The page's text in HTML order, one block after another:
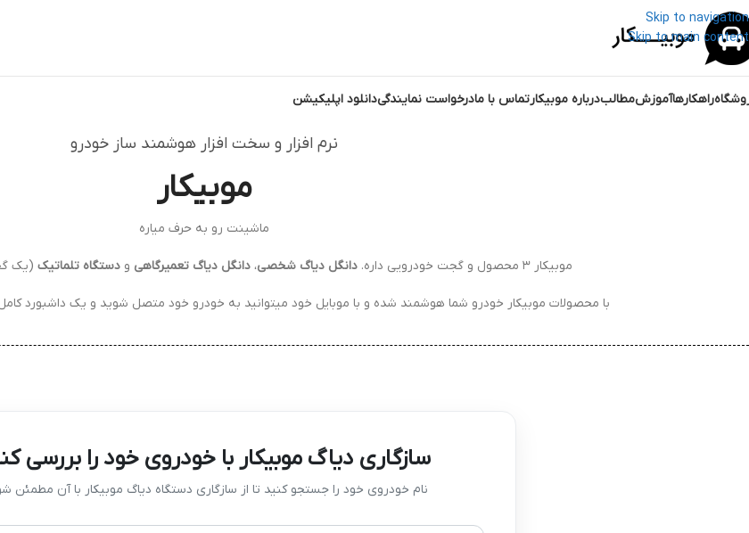
Skip to navigation
Skip to main content
راهکارهاآموزشمطالبدرباره موبیکارتماس با مادرخواست نمایندگیدانلود اپلیکیشن
نرم افزار و سخت افزار هوشمند ساز خودرو
موبیکار
ماشینت رو به حرف میاره
موبیکار ۳ محصول و گجت خودرویی داره. دانگل دیاگ شخصی، دانگل دیاگ تعمیرگاهی و دستگاه تلماتیک (یک
با محصولات موبیکار خودرو شما هوشمند شده و با موبایل خود میتوانید به خودرو خود متصل شوید و یک داشبورد
سازگاری دیاگ موبیکار با خودروی خود را بررسی
نام خودروی خود را جستجو کنید تا از سازگاری دستگاه دیاگ موبیکار با آن مطمئن